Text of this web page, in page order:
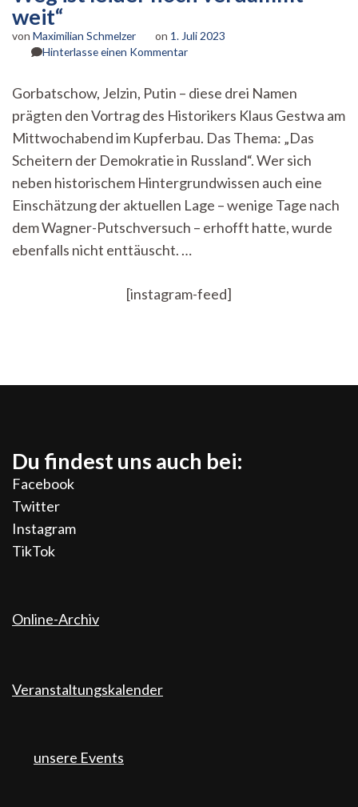
weit“
von Maximilian Schmelzer on 1. Juli 2023
Hinterlasse einen Kommentarzu
Russland:
„Der
Weg
ist
leider
noch
weit“
Gorbatschow, Jelzin, Putin – diese drei Namen
prägten den Vortrag des Historikers Klaus Gestwa am
Mittwochabend im Kupferbau. Das Thema: „Das
Scheitern der Demokratie in Russland“. Wer sich
neben historischem Hintergrundwissen auch eine
Einschätzung der aktuellen Lage – wenige Tage nach
dem Wagner-Putschversuch – erhofft hatte, wurde
ebenfalls nicht enttäuscht. …
[instagram-feed]
Du findest uns auch bei:
Facebook
Twitter
Instagram
TikTok
Online-Archiv
Veranstaltungskalender
unsere Events